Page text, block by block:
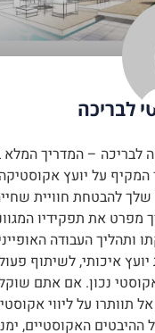
לבריכה
לבריכה – המדריך המלא
המקיף על יועץ
שלך להבטחת חוויית
מפרט את תפקידיו
ותהליך העבודה
איכותי, לשיתוף
אקוסטי נכון. אם אתם
תוותרו על ליווי
ההיבטים האקוסטיים,